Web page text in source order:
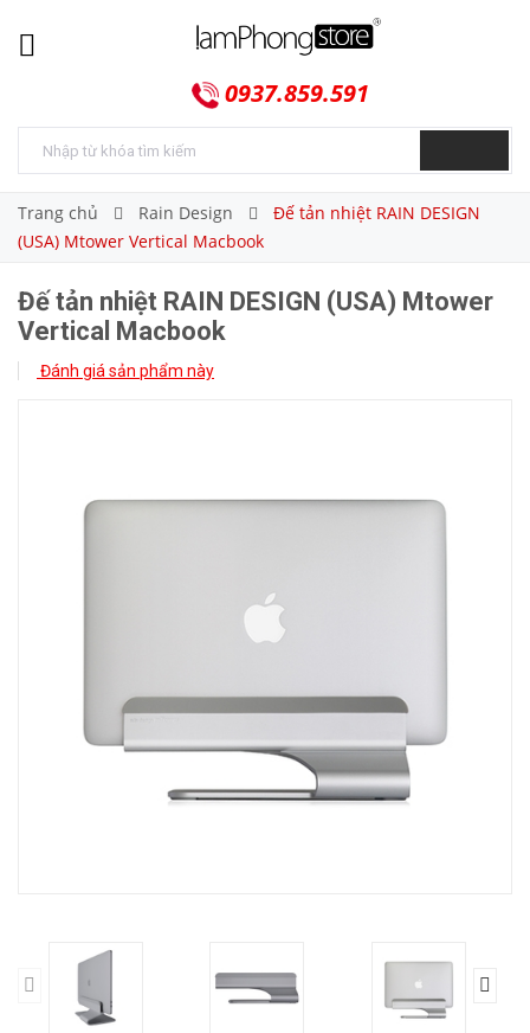
0937.859.591
Trang chủ Rain Design
Đế tản nhiệt RAIN DESIGN
(USA) Mtower Vertical Macbook
Đế tản nhiệt RAIN DESIGN (USA) Mtower
Vertical Macbook
Đánh giá sản phẩm này